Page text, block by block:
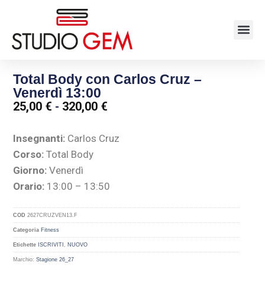
Total Body con Carlos Cruz –
Venerdì 13:00
25,00 € - 320,00 €
Insegnanti: Carlos Cruz
Corso: Total Body
Giorno: Venerdì
Orario: 13:00 – 13:50
COD2627CRUZVEN13.F
Categoria Fitness
Etichette ISCRIVITI, NUOVO
Marchio:Stagione 26_27